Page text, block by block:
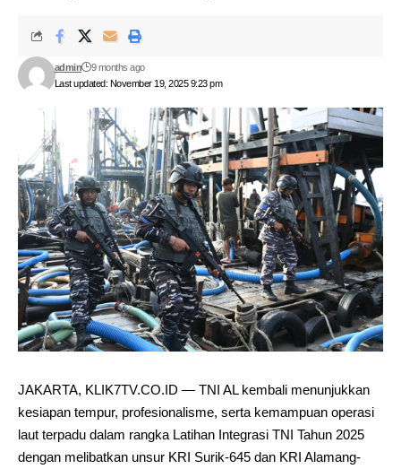
Last updated: November 19, 2025 9:23 pm
admin 9 months ago
JAKARTA, KLIK7TV.CO.ID — TNI AL kembali menunjukkan
kesiapan tempur, profesionalisme, serta kemampuan operasi
laut terpadu dalam rangka Latihan Integrasi TNI Tahun 2025
dengan melibatkan unsur KRI Surik-645 dan KRI Alamang-